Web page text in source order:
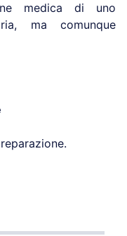
medica di uno
ma comunque